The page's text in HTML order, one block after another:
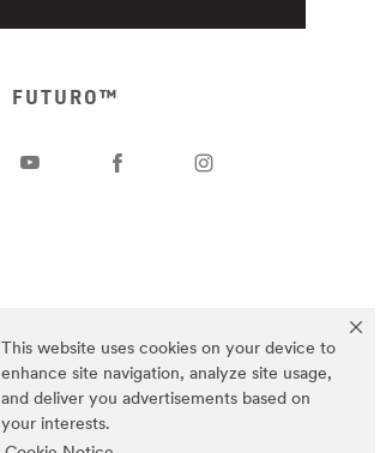
This website uses cookies on your device to
enhance site navigation, analyze site usage,
and deliver you advertisements based on
your interests.
FUTURO™